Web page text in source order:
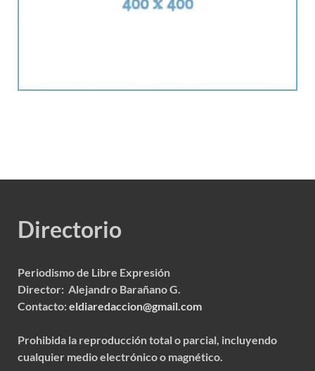
Directorio
Periodismo de Libre Expresión
Director: Alejandro Barañano G.
Contacto:eldiaredaccion@gmail.com
Prohibida la reproducción total o parcial, incluyendo
cualquier medio electrónico o magnético.